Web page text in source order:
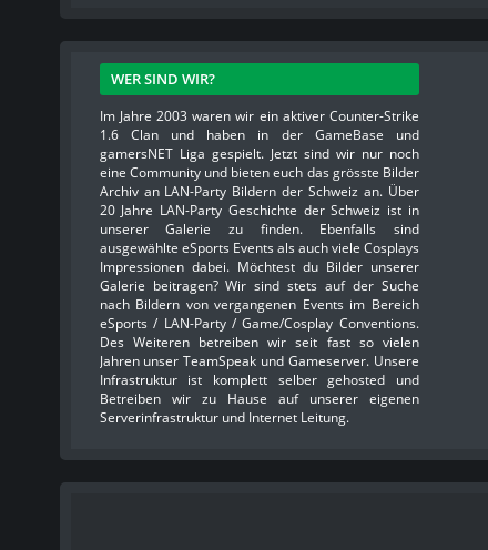
WER SIND WIR?
Im Jahre 2003 waren wir ein aktiver Counter-Strike
1.6 Clan und haben in der GameBase und
gamersNET Liga gespielt. Jetzt sind wir nur noch
eine Community und bieten euch das grösste Bilder
Archiv an LAN-Party Bildern der Schweiz an. Über
20 Jahre LAN-Party Geschichte der Schweiz ist in
unserer Galerie zu finden. Ebenfalls sind
ausgewählte eSports Events als auch viele Cosplays
Impressionen dabei. Möchtest du Bilder unserer
Galerie beitragen? Wir sind stets auf der Suche
nach Bildern von vergangenen Events im Bereich
eSports / LAN-Party / Game/Cosplay Conventions.
Des Weiteren betreiben wir seit fast so vielen
Jahren unser TeamSpeak und Gameserver. Unsere
Infrastruktur ist komplett selber gehosted und
Betreiben wir zu Hause auf unserer eigenen
Serverinfrastruktur und Internet Leitung.